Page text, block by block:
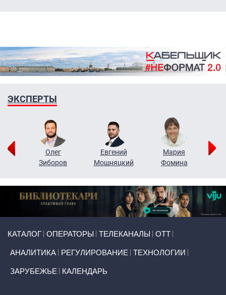
ЭКСПЕРТЫ
Олег
Зиборов
Евгений
Мошняцкий
Мария
Фомина
КАТАЛОГ ОПЕРАТОРЫ ТЕЛЕКАНАЛЫ ОТТ
АНАЛИТИКА РЕГУЛИРОВАНИЕ ТЕХНОЛОГИИ
ЗАРУБЕЖЬЕ КАЛЕНДАРЬ